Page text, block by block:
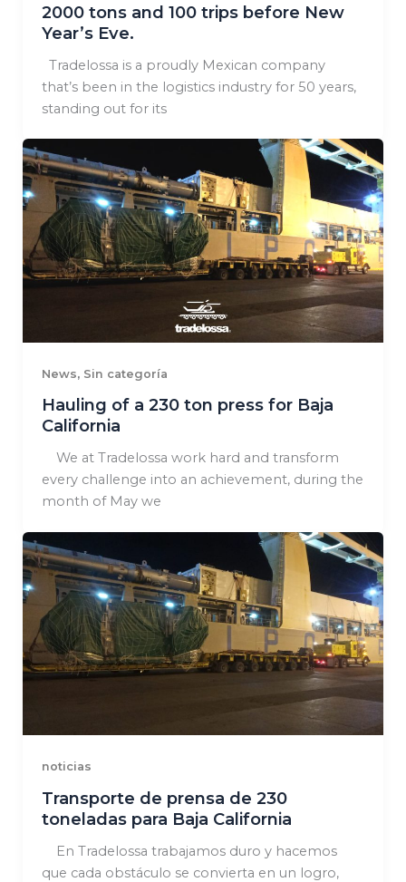
2000 tons and 100 trips before New
Year’s Eve.
Tradelossa is a proudly Mexican company
that’s been in the logistics industry for 50 years,
standing out for its
News, Sin categoría
Hauling of a 230 ton press for Baja
California
We at Tradelossa work hard and transform
every challenge into an achievement, during the
month of May we
noticias
Transporte de prensa de 230
toneladas para Baja California
En Tradelossa trabajamos duro y hacemos
que cada obstáculo se convierta en un logro,